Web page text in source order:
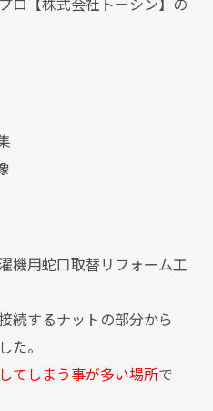
機用蛇口取替リフォーム工
続するナットの部分から
た。
てしまう事が多い場所で